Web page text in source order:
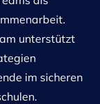
unterstützt
im sicheren